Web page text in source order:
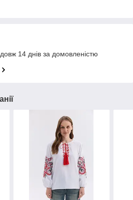
14 днів за домовленістю